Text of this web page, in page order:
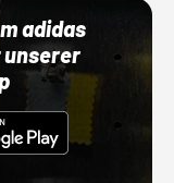
adidas
unserer